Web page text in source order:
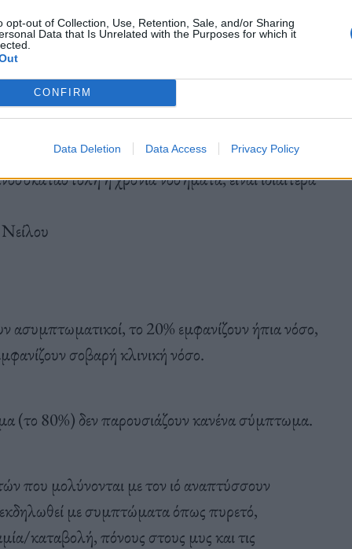
opt-out of Collection, Use, Retention, Sale, and/or Sharing
Data that Is Unrelated with the Purposes for which it
CONFIRM
Data Deletion Data Access Privacy Policy
εμφανίζουν συμπτώματα ή παρουσιάζουν μόνο
εκδηλωθεί σοβαρή ασθένεια που επηρεάζει το
ή χρόνια νοσήματα, είναι ιδιαίτερα
το 20% εμφανίζουν ήπια νόσο,
σοβαρή κλινική νόσο.
(το 80%) δεν παρουσιάζουν κανένα σύμπτωμα.
που μολύνονται με τον ιό αναπτύσσουν
με συμπτώματα όπως πυρετό,
καταβολή, πόνους στους μυς και τις